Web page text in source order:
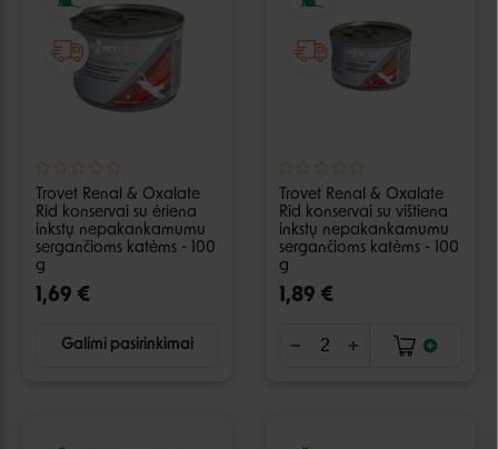
Trovet Renal & Oxalate
Rid konservai su ėriena
inkstų nepakankamumu
sergančioms katėms - 100
g
1,69 €
Galimi pasirinkimai
Trovet Renal & Oxalate
Rid konservai su vištiena
inkstų nepakankamumu
sergančioms katėms - 100
g
1,89 €